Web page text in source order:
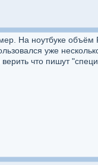
На ноутбуке
уже
что пишут